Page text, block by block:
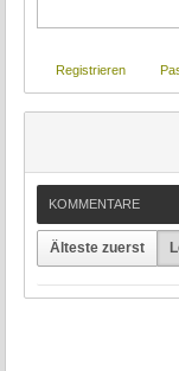
Registrieren
KOMMENTARE
Älteste zuerst